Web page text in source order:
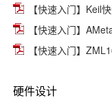
【快速入门】Keil
【快速入门】
【快速入门】
硬件设计